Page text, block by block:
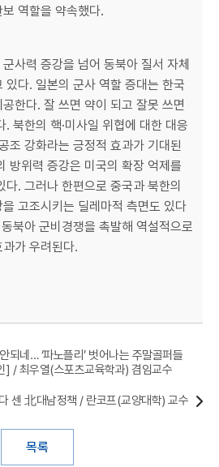
역할을 약속했다.
사력 증강을 넘어 동북아 질서 자체
있다. 일본의 군사 역할 증대는 한국
한다. 잘 쓰면 약이 되고 잘못 쓰면
북한의 핵·미사일 위협에 대한 대응
조 강화라는 긍정적 효과가 기대된
방위력 증강은 미국의 확장 억제를
. 그러나 한편으로 중국과 북한의
고조시키는 딜레마적 측면도 있다
북아 군비경쟁을 촉발해 역설적으로
가 우려된다.
되네… ‘파노플리’ 벗어나는 주말골퍼들
] / 최우열(스포츠교육학과) 겸임교수
목록
센 北대남정책 / 란코프(교양대학) 교수